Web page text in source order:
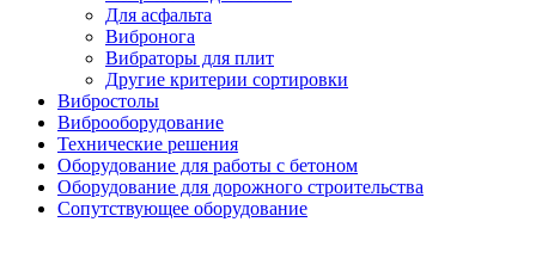
Для асфальта
Вибронога
Вибраторы для плит
Другие критерии сортировки
Вибростолы
Виброоборудование
Технические решения
Оборудование для работы с бетоном
Оборудование для дорожного строительства
Сопутствующее оборудование